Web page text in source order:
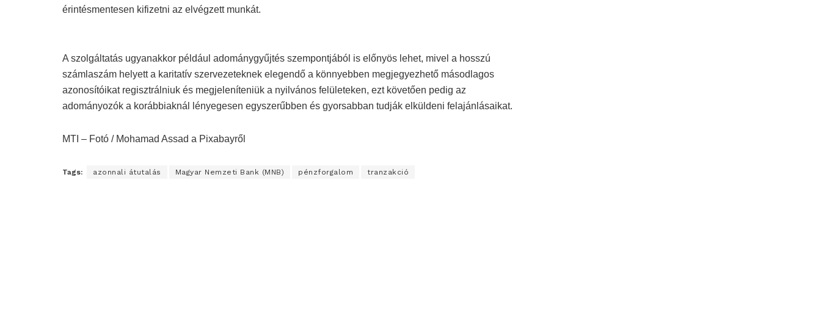
érintésmentesen kifizetni az elvégzett munkát.
A szolgáltatás ugyanakkor például adománygyűjtés szempontjából is előnyös lehet, mivel a hosszú
számlaszám helyett a karitatív szervezeteknek elegendő a könnyebben megjegyezhető másodlagos
azonosítóikat regisztrálniuk és megjeleníteniük a nyilvános felületeken, ezt követően pedig az
adományozók a korábbiaknál lényegesen egyszerűbben és gyorsabban tudják elküldeni felajánlásaikat.
MTI – Fotó / Mohamad Assad a Pixabayről
Tags: azonnali átutalás Magyar Nemzeti Bank (MNB) pénzforgalom tranzakció